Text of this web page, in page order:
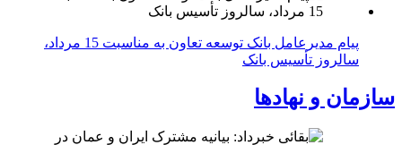
پیام مدیرعامل بانک توسعه تعاون به مناسبت 15 مرداد،
سالروز تأسیس بانک
سازمان و نهادها